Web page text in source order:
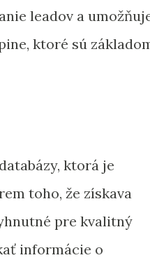
leadov a
ktoré sú
ktorá je
toho, že získava
pre kvalitný
informácie o